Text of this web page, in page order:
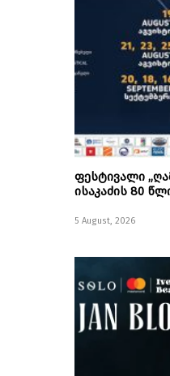
ფესტივალი
ისაკაძის 80
5 August, 2026